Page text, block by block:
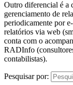
Outro diferencial é a
gerenciamento de
periodicamente por
relatórios via web
conta com o
RADInfo
contabilistas).
Pesquisar por: